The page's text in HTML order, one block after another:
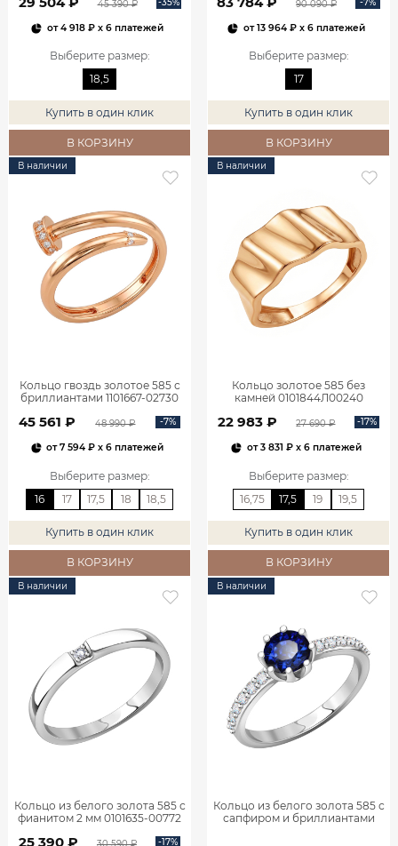
45 390 ₽
от4 918 ₽x 6 платежей
Выберите размер:
18,5
Купить в один клик
В КОРЗИНУ
90 090 ₽
от13 964 ₽x 6 платежей
Выберите размер:
17
Купить в один клик
В КОРЗИНУ
В наличии
Кольцо гвоздь золотое 585 с
бриллиантами 1101667-02730
45 561 ₽ 48 990 ₽ -7%
от7 594 ₽ x 6 платежей
Выберите размер:
16
17 17,5 18 18,5
Купить в один клик
В КОРЗИНУ
В наличии
Кольцо золотое 585 без
камней 0101844Л00240
22 983 ₽ 27 690 ₽ -17%
от3 831 ₽x 6 платежей
Выберите размер:
16,75
17,5 19 19,5
Купить в один клик
В КОРЗИНУ
В наличии
Кольцо из белого золота 585 с
фианитом 2 мм 0101635-00772
25 390 ₽ -17%
В наличии
Кольцо из белого золота 585 с
сапфиром и бриллиантами